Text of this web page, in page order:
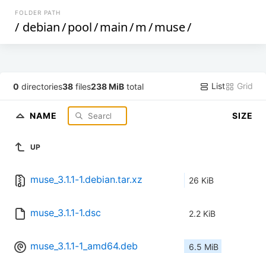
FOLDER PATH
/ debian/pool/main/m/muse/
0 directories38 files238 MiB total List Grid
NAME SIZE
UP
muse_3.1.1-1.debian.tar.xz 26 KiB
muse_3.1.1-1.dsc 2.2 KiB
muse_3.1.1-1_amd64.deb 6.5 MiB